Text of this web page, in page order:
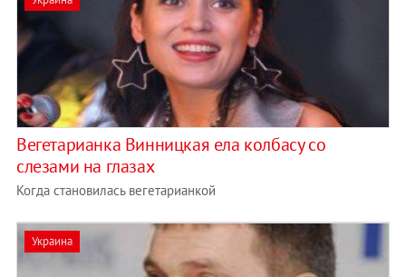
Вегетарианка Винницкая ела колбасу со
слезами на глазах
Когда становилась вегетарианкой
Украина